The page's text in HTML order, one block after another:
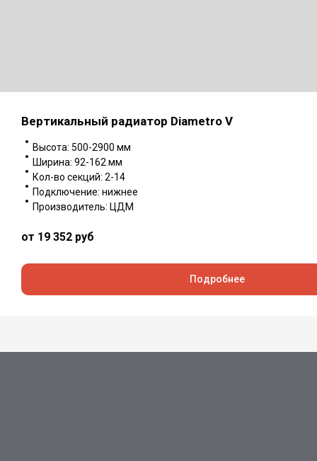
Вертикальный радиатор Diametro V
Высота: 500-2900 мм
Ширина: 92-162 мм
Кол-во секций: 2-14
Подключение: нижнее
Производитель: ЦДМ
от 19 352 руб
Подробнее